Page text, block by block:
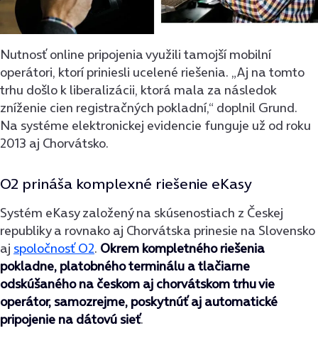
Nutnosť online pripojenia využili tamojší mobilní
operátori, ktorí priniesli ucelené riešenia. „Aj na tomto
trhu došlo k liberalizácii, ktorá mala za následok
zníženie cien registračných pokladní,“ doplnil Grund.
Na systéme elektronickej evidencie funguje už od roku
2013 aj Chorvátsko.
O2 prináša komplexné riešenie eKasy
Systém eKasy založený na skúsenostiach z Českej
republiky a rovnako aj Chorvátska prinesie na Slovensko
aj spoločnosť O2. Okrem kompletného riešenia
pokladne, platobného terminálu a tlačiarne
odskúšaného na českom aj chorvátskom trhu vie
operátor, samozrejme, poskytnúť aj automatické
pripojenie na dátovú sieť.